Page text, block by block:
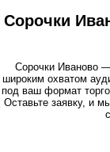
Сорочки
Сорочки Иваново —
широким охватом
под ваш формат
Оставьте заявку, и